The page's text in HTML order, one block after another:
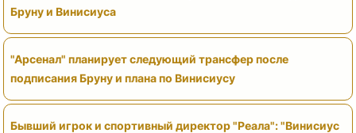
Бруну и Винисиуса
"Арсенал" планирует следующий трансфер после
подписания Бруну и плана по Винисиусу
Бывший игрок и спортивный директор "Реала": "Винисиус